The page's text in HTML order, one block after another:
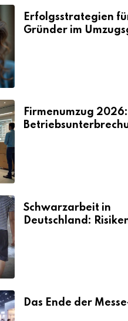
Erfolgsstrategien
Gründer im
Firmenumzug 2026:
Schwarzarbeit in
Deutschland:
Das Ende der